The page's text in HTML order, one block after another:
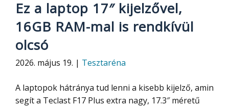
Ez a laptop 17″ kijelzővel,
16GB RAM-mal is rendkívül
olcsó
2026. május 19. | Tesztaréna
A laptopok hátránya tud lenni a kisebb kijelző, amin
segít a Teclast F17 Plus extra nagy, 17.3″ méretű